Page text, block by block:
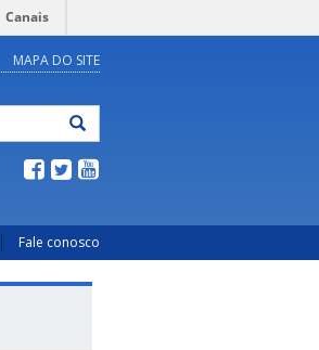
Canais
MAPA DO SITE
Fale conosco